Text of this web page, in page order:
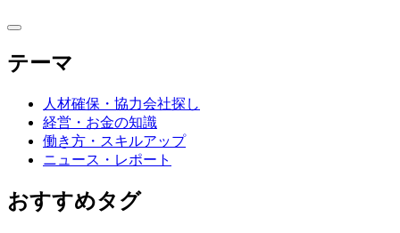
テーマ
人材確保・協力会社探し
経営・お金の知識
働き方・スキルアップ
ニュース・レポート
おすすめタグ